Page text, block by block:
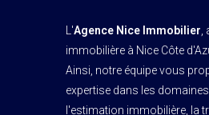
L'Agence Nice Immobilier
immobilière à Nice Côte
Ainsi, notre équipe vous
expertise dans les
l'estimation immobilière, la